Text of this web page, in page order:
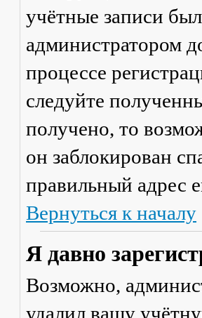
учётные записи
администратором
процессе
следуйте
получено, то
он заблокирован
правильный адрес
Вернуться к началу
Я давно
Возможно,
удалил вашу